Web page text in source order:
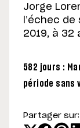
Jorge
l’échec
2019, à 32
582 jours :
période sans
Partager sur: